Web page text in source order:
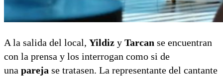
A la salida del local, Yildiz y Tarcan se encuentran
con la prensa y los interrogan como si de
una pareja se tratasen. La representante del cantante